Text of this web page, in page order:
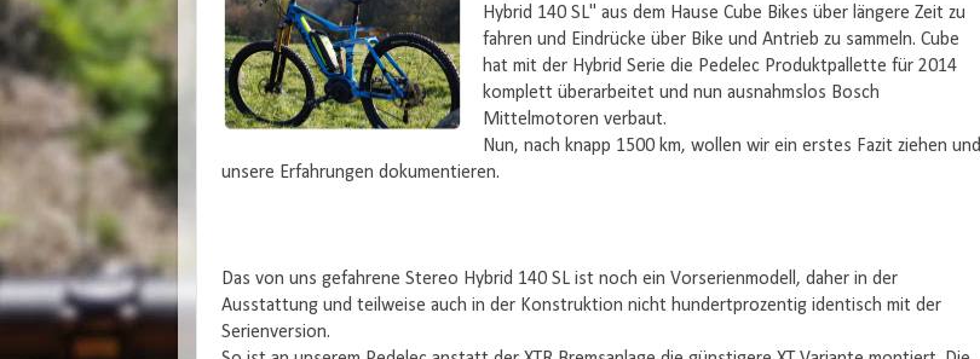
Hybrid 140 SL" aus dem Hause Cube Bikes über längere Zeit zu
fahren und Eindrücke über Bike und Antrieb zu sammeln. Cube
hat mit der Hybrid Serie die Pedelec Produktpallette für 2014
komplett überarbeitet und nun ausnahmslos Bosch
Mittelmotoren verbaut.
Nun, nach knapp 1500 km, wollen wir ein erstes Fazit ziehen und
unsere Erfahrungen dokumentieren.
Das von uns gefahrene Stereo Hybrid 140 SL ist noch ein Vorserienmodell, daher in der
Ausstattung und teilweise auch in der Konstruktion nicht hundertprozentig identisch mit der
Serienversion.